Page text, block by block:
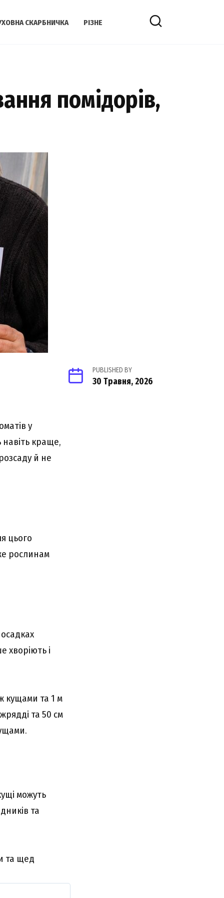
СКАРБНИЧКА РІЗНЕ
помідорів,
PUBLISHED BY
30 Травня, 2026
у
навіть краще,
й не
цього
рослинам
хворіють і
кущами та 1 м
та 50 см
можуть
та
та щед